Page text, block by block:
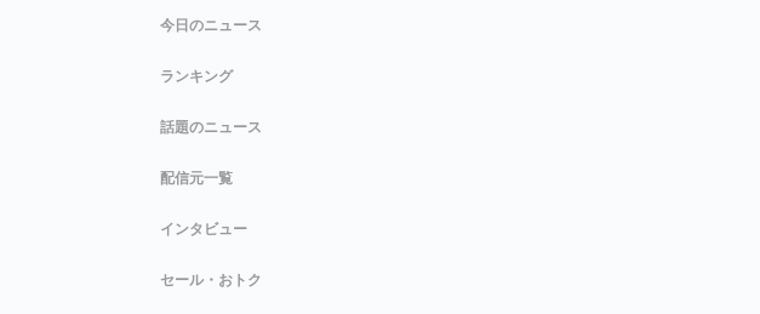
今日のニュース
ランキング
話題のニュース
配信元一覧
インタビュー
セール・おトク